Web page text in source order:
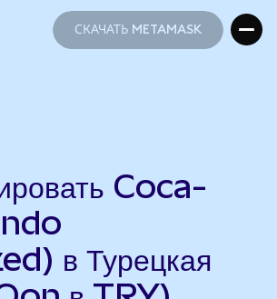
СКАЧАТЬ METAMASK
Coca-
в Турецкая